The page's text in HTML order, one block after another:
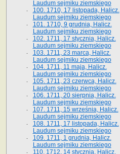
Laudum sejmiku ziemskiego
100. 1710, 17 listopada, Halicz.
Laudum sejmiku ziemskiego
101. 1710, 9 grudnia, Halicz.
Laudum sejmiku ziemskiego
102. 1711, 17 stycznia, Halicz.
Laudum sejmiku ziemskiego
103. 1711, 23 marca, Halicz.
Laudum sejmiku ziemskiego
104. 1711, 11 maja, Halicz.
Laudum sejmiku ziemskiego
105. 1711, 23 czerwca, Halicz.
Laudum sejmiku ziemskiego
106. 1711, 20 sierpnia, Halicz.
Laudum sejmiku ziemskiego
107. 1711, 15 września, Halicz.
Laudum sejmiku ziemskiego
108. 1711, 17 listopada, Halicz.
Laudum sejmiku ziemskiego
109. 1711, 1 grudnia, Halicz.
Laudum sejmiku ziemskiego
110. 1712, 14 stycznia, Halicz.